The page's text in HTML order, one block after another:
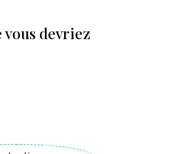
vous devriez